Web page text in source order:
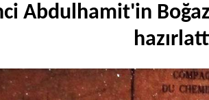
Abdulhamit'in